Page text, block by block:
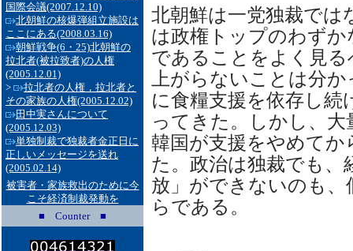
国際会議(2007.12.10)
北朝鮮の核爆弾組立施設は
ここにある(2008.03.16)
朝鮮戦争(6・25)北朝鮮の
拉北者(被拉致者)の人権
(2005.12.01)
>
拉北者の人権，拉北者と
その家族の人権(2005.12.02)
田中実さんについて
(2005.12.03)
単独制裁で独裁者金正日に
正しいメッセージを送れ
(2005.02.14)
被害者・家族救出のために今
こそ経済制裁発動を
■ Counter ■
北朝鮮は一党独裁では
は政権トップのわず
であることをよく見
上がらないことは分
に食糧支援を依存し
ってきた。しかし、
韓国が支援をやめてか
た。政治は独裁でも、
放」ができないのも
らである。